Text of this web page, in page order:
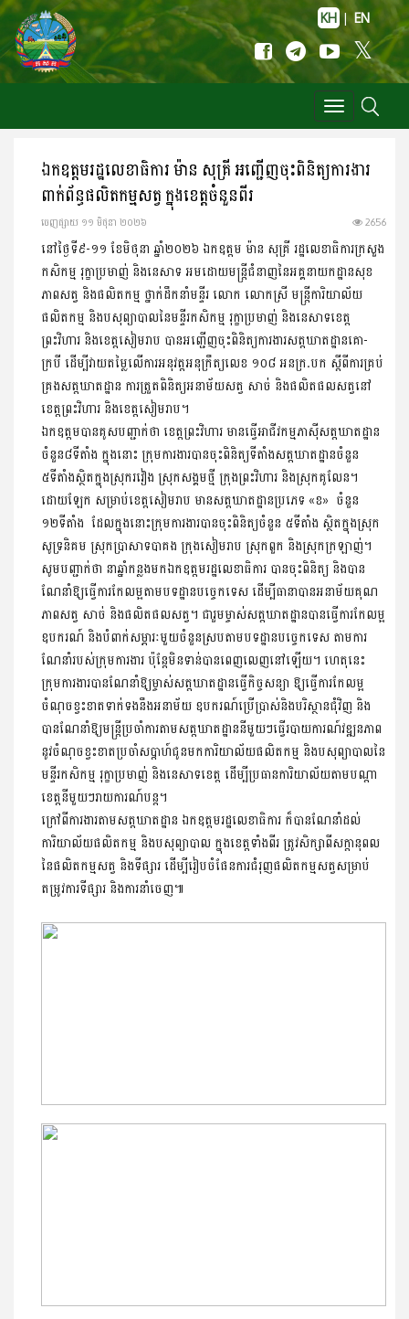
KH | EN
Toggle
navigation
ឯកឧត្តមរដ្ឋលេខាធិការ ម៉ាន សុគ្រី អញ្ជើញចុះពិនិត្យការងារ
ពាក់ព័ន្ធផលិតកម្មសត្វ ក្នុងខេត្តចំនួនពីរ
ចេញ​ផ្សាយ​ ១១ មិថុនា ២០២៦ 2656
នៅថ្ងៃទី៩-១១ ខែមិថុនា ឆ្នាំ២០២៦ ឯកឧត្តម ម៉ាន សុគ្រី រដ្ឋលេខាធិការក្រសួង
កសិកម្ម រុក្ខាប្រមាញ់ និងនេសាទ អមដោយមន្រ្តីជំនាញនៃអគ្គនាយកដ្ឋានសុខ
ភាពសត្វ និងផលិតកម្ម ថ្នាក់ដឹកនាំមន្ទីរ លោក លោកស្រី មន្ត្រីការិយាល័យ
ផលិតកម្ម និងបសុព្យាបាលនៃមន្ទីរកសិកម្ម រុក្ខាប្រមាញ់ និងនេសាទខេត្ត
ព្រះវិហារ និងខេត្តសៀមរាប បានអញ្ជើញចុះពិនិត្យការងារសត្តឃាតដ្ឋានគោ-
ក្របី ដើម្បីវាយតម្លៃលើការអនុវត្តអនុក្រឹត្យលេខ ១០៨ អនក្រ.បក ស្តីពីការគ្រប់
គ្រងសត្តឃាតដ្ឋាន ការត្រួតពិនិត្យអនាម័យសត្វ សាច់ និងផលិតផលសត្វនៅ
ខេត្តព្រះវិហារ និងខេត្តសៀមរាប។
ឯកឧត្តមបានគូសបញ្ជាក់ថា ខេត្តព្រះវិហារ មានធ្វើអាជីវកម្មភាស៊ីសត្តឃាតដ្ឋាន
ចំនួន៨ទីតាំង ក្នុងនោះ ក្រុមការងារបានចុះពិនិត្យទីតាំងសត្តឃាតដ្ឋានចំនួន
៥ទីតាំងស្ថិតក្នុងស្រុករវៀង ស្រុកសង្គមថ្មី ក្រុងព្រះវិហារ និងស្រុកគូលែន។
ដោយឡែក សម្រាប់ខេត្តសៀមរាប មានសត្តឃាតដ្ឋានប្រភេទ «ខ» ចំនួន
១២ទីតាំង ដែលក្នុងនោះក្រុមការងារបានចុះពិនិត្យចំនួន ៥ទីតាំង ស្ថិតក្នុងស្រុក
សូទ្រនិគម ស្រុកប្រាសាទបាគង ក្រុងសៀមរាប ស្រុកពួក និងស្រុកក្រឡាញ់។
សូមបញ្ជាក់ថា នាឆ្នាំកន្លងមកឯកឧត្តមរដ្ឋលេខាធិការ បានចុះពិនិត្យ និងបាន
ណែនាំឱ្យធ្វើការកែលម្អតាមបទដ្ឋានបច្ចេកទេស ដើម្បីធានាបានអនាម័យគុណ
ភាពសត្វ សាច់ និងផលិតផលសត្វ។ ជារួមម្ចាស់សត្តឃាតដ្ឋានបានធ្វើការកែលម្អ
ឧបករណ៍ និងបំពាក់សម្ភារៈមួយចំនួនស្របតាមបទដ្ឋានបច្ចេកទេស តាមការ
ណែនាំរបស់ក្រុមការងារ ប៉ុន្តែមិនទាន់បានពេញលេញនៅឡើយ។ ហេតុនេះ
ក្រុមការងារបានណែនាំឱ្យម្ចាស់សត្តឃាតដ្ឋានធ្វើកិច្ចសន្យា ឱ្យធ្វើការកែលម្អ
ចំណុចខ្វះខាតទាក់ទងនឹងអនាម័យ ឧបករណ៍ប្រើប្រាស់និងបរិស្ថានជុំវិញ និង
បានណែនាំឱ្យមន្ត្រីប្រចាំការតាមសត្តឃាតដ្ឋាននីមួយៗធ្វើរបាយការណ៍វឌ្ឍនភាព
នូវចំណុចខ្វះខាតប្រចាំសប្តាហ៍ជូនមកការិយាល័យផលិតកម្ម និងបសុព្យាបាលនៃ
មន្ទីរកសិកម្ម រុក្ខាប្រមាញ់ និងនេសាទខេត្ត ដើម្បីប្រធានការិយាល័យតាមបណ្តា
ខេត្តនីមួយៗរាយការណ៍បន្ត។
ក្រៅពីការងារតាមសត្តឃាតដ្ឋាន ឯកឧត្តមរដ្ឋលេខាធិការ ក៏បានណែនាំដល់
ការិយាល័យផលិតកម្ម និងបសុព្យាបាល ក្នុងខេត្តទាំងពីរ ត្រូវសិក្សាពីសក្តានុពល
នៃផលិតកម្មសត្វ និងទីផ្សារ ដើម្បីរៀបចំផែនការជំរុញផលិតកម្មសត្វសម្រាប់
តម្រូវការទីផ្សារ និងការនាំចេញ៕